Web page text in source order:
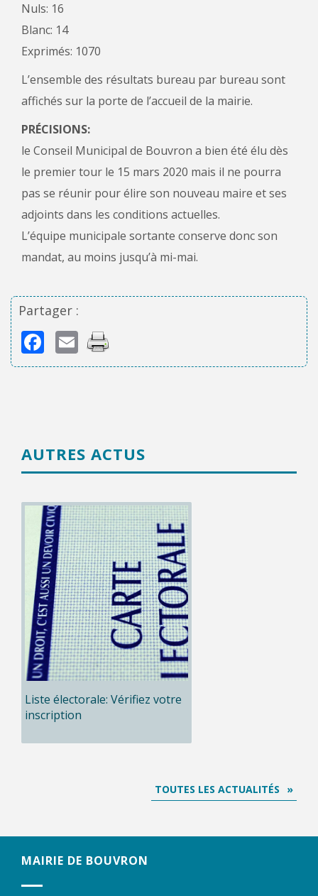
Nuls: 16
Blanc: 14
Exprimés: 1070
L’ensemble des résultats bureau par bureau sont
affichés sur la porte de l’accueil de la mairie.
PRÉCISIONS:
le Conseil Municipal de Bouvron a bien été élu dès
le premier tour le 15 mars 2020 mais il ne pourra
pas se réunir pour élire son nouveau maire et ses
adjoints dans les conditions actuelles.
L’équipe municipale sortante conserve donc son
mandat, au moins jusqu’à mi-mai.
Partager :
Facebook
Email
AUTRES ACTUS
Liste électorale: Vérifiez votre
inscription
TOUTES LES ACTUALITÉS
MAIRIE DE BOUVRON